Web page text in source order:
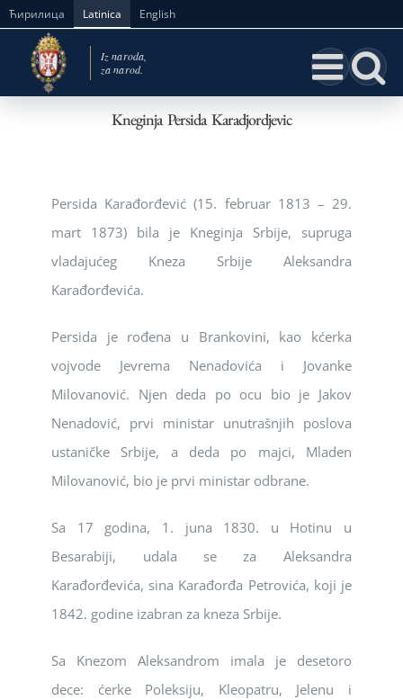
Skip
content
Ћирилица Latinica English
Kneginja Persida Karadjordjevic
Persida Karađorđević (15. februar 1813 – 29.
mart 1873) bila je Kneginja Srbije, supruga
vladajućeg Kneza Srbije Aleksandra
Karađorđevića.
Persida je rođena u Brankovini, kao kćerka
vojvode Jevrema Nenadovića i Jovanke
Milovanović. Njen deda po ocu bio je Jakov
Nenadović, prvi ministar unutrašnjih poslova
ustaničke Srbije, a deda po majci, Mladen
Milovanović, bio je prvi ministar odbrane.
Sa 17 godina, 1. juna 1830. u Hotinu u
Besarabiji, udala se za Aleksandra
Karađorđevića, sina Karađorđa Petrovića, koji je
1842. godine izabran za kneza Srbije.
Sa Knezom Aleksandrom imala je desetoro
dece: ćerke Poleksiju, Kleopatru, Jelenu i